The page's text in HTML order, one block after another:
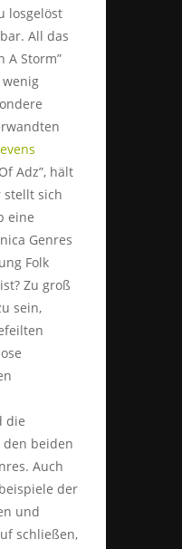
losgelöst
All das
A Storm”
Adz”, hält
stellt sich
eine
Genres
Folk
Zu groß
sein,
die
den beiden
Auch
der
und
schließen,